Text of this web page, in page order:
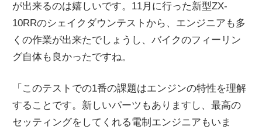
が出来るのは嬉しいです。11月に行った新型ZX-
10RRのシェイクダウンテストから、エンジニアも多
くの作業が出来たでしょうし、バイクのフィーリン
グ自体も良かったですね。
「このテストでの1番の課題はエンジンの特性を理解
することです。新しいパーツもありますし、最高の
セッティングをしてくれる電制エンジニアもいま